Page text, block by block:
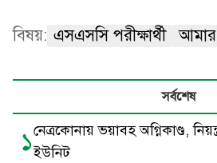
বিষয়: এসএসসি পরীক্ষার্থী
সর্বশেষ
১নেত্রকোনায় ভয়াবহ অগ্নিকাণ্ড,
ইউনিট